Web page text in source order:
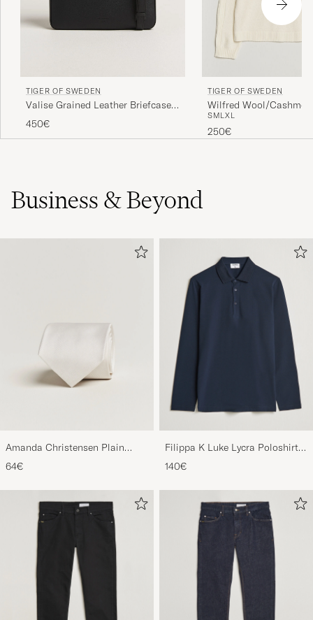
TIGER OF SWEDEN
Valise Grained Leather Briefcase
Black
450€
TIGER OF SWEDEN
Wilfred Wool/
Porcelain Cream
SMLXL
250€
Business & Beyond
Amanda Christensen Plain
Classic Tie 8 cm White
64€
Filippa K Luke Lycra Poloshirt
Navy
140€